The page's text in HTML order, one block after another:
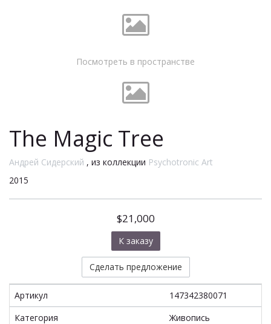
Посмотреть в пространстве
The Magic Tree
Андрей Сидерский , из коллекции Psychotronic Art
2015
$21,000
К заказу
Сделать предложение
Артикул
147342380071
Категория
Живопись